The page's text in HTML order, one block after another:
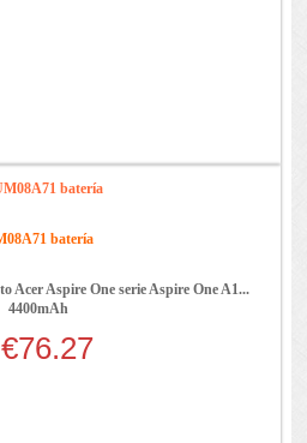
batería
Acer Aspire One serie Aspire One A1...
4400mAh
€76.27